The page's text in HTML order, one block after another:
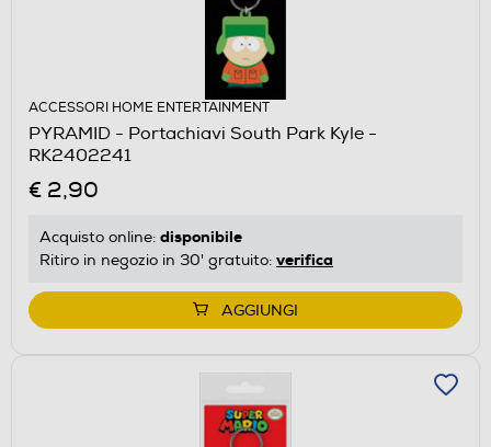
ACCESSORI HOME ENTERTAINMENT
PYRAMID - Portachiavi South Park Kyle -
RK2402241
€ 2,90
Acquisto online: disponibile
Ritiro in negozio in 30' gratuito: verifica
AGGIUNGI